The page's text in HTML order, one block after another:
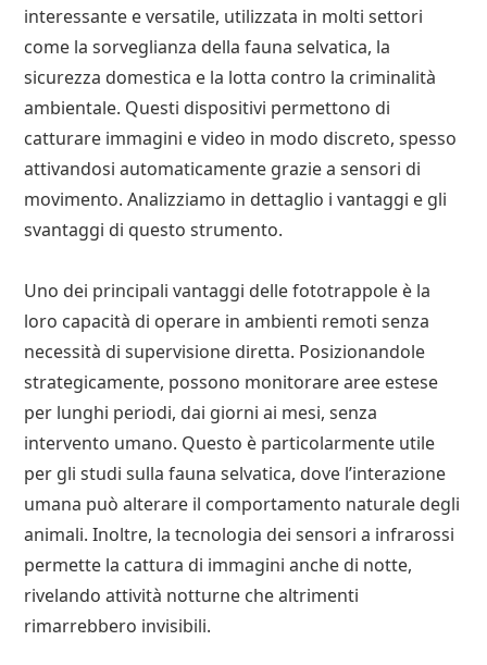
interessante e versatile, utilizzata in molti settori
come la sorveglianza della fauna selvatica, la
sicurezza domestica e la lotta contro la criminalità
ambientale. Questi dispositivi permettono di
catturare immagini e video in modo discreto, spesso
attivandosi automaticamente grazie a sensori di
movimento. Analizziamo in dettaglio i vantaggi e gli
svantaggi di questo strumento.
Uno dei principali vantaggi delle fototrappole è la
loro capacità di operare in ambienti remoti senza
necessità di supervisione diretta. Posizionandole
strategicamente, possono monitorare aree estese
per lunghi periodi, dai giorni ai mesi, senza
intervento umano. Questo è particolarmente utile
per gli studi sulla fauna selvatica, dove l’interazione
umana può alterare il comportamento naturale degli
animali. Inoltre, la tecnologia dei sensori a infrarossi
permette la cattura di immagini anche di notte,
rivelando attività notturne che altrimenti
rimarrebbero invisibili.